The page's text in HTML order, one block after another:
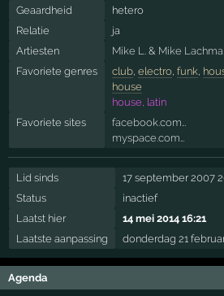
Geaardheid
hetero
Relatie
ja
Artiesten
Mike L.& Mike
Favoriete genres
club, electro, funk,
house
house, latin
Favoriete sites
facebook.com…
myspace.com…
Lid sinds
17 september 2007
Status
inactief
Laatst hier
14 mei 2014 16:21
Laatste aanpassing
donderdag 21
Agenda